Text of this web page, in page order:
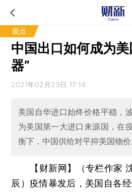
观点
中国出口如何成为
器”
2021年02月23日 17:14
美国自华进口始终价格平稳，
为美国第一大进口来源国，在
衡下，中国供给对平抑美国物
【财新网】（专栏作家
辰）疫情暴发后，美国自各